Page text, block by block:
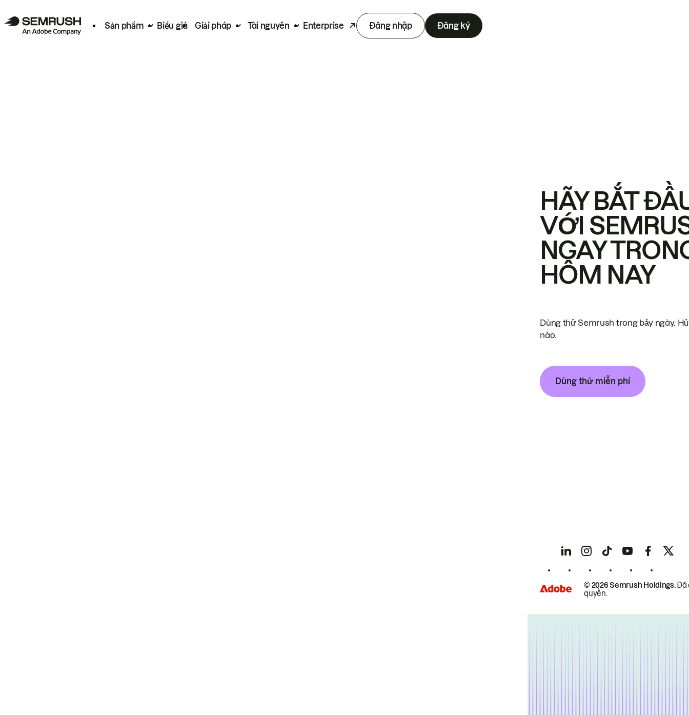
Sản phẩm Biểu giá Giải pháp Tài nguyên Enterprise Đăng nhập Đăng ký
HÃY BẮT
VỚI
NGAY
HÔM NAY
Dùng thử Semrush trong bảy ngày.
nào.
Dùng thử miễn phí
© 2026 Semrush Holdings.Đã
quyền.